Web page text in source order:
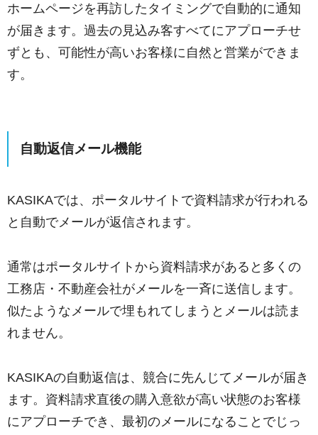
ホームページを再訪したタイミングで自動的に通知
が届きます。過去の見込み客すべてにアプローチせ
ずとも、可能性が高いお客様に自然と営業ができま
す。
自動返信メール機能
KASIKAでは、ポータルサイトで資料請求が行われる
と自動でメールが返信されます。
通常はポータルサイトから資料請求があると多くの
工務店・不動産会社がメールを一斉に送信します。
似たようなメールで埋もれてしまうとメールは読ま
れません。
KASIKAの自動返信は、競合に先んじてメールが届き
ます。資料請求直後の購入意欲が高い状態のお客様
にアプローチでき、最初のメールになることでじっ